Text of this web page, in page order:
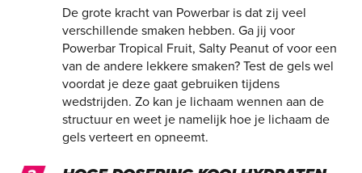
De grote kracht van Powerbar is dat zij veel
verschillende smaken hebben. Ga jij voor
Powerbar Tropical Fruit, Salty Peanut of voor een
van de andere lekkere smaken? Test de gels wel
voordat je deze gaat gebruiken tijdens
wedstrijden. Zo kan je lichaam wennen aan de
structuur en weet je namelijk hoe je lichaam de
gels verteert en opneemt.